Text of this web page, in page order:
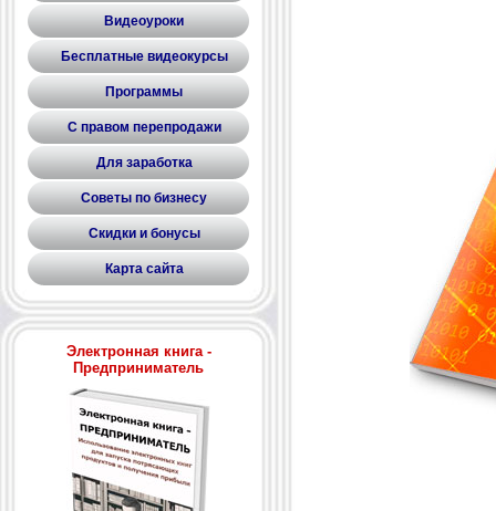
Видеоуроки
Бесплатные видеокурсы
Программы
С правом перепродажи
Для заработка
Советы по бизнесу
Скидки и бонусы
Карта сайта
Электронная книга -
Предприниматель